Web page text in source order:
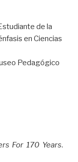
de la
en Ciencias
Pedagógico
For 170 Years.